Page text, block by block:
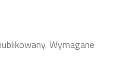
Wymagane